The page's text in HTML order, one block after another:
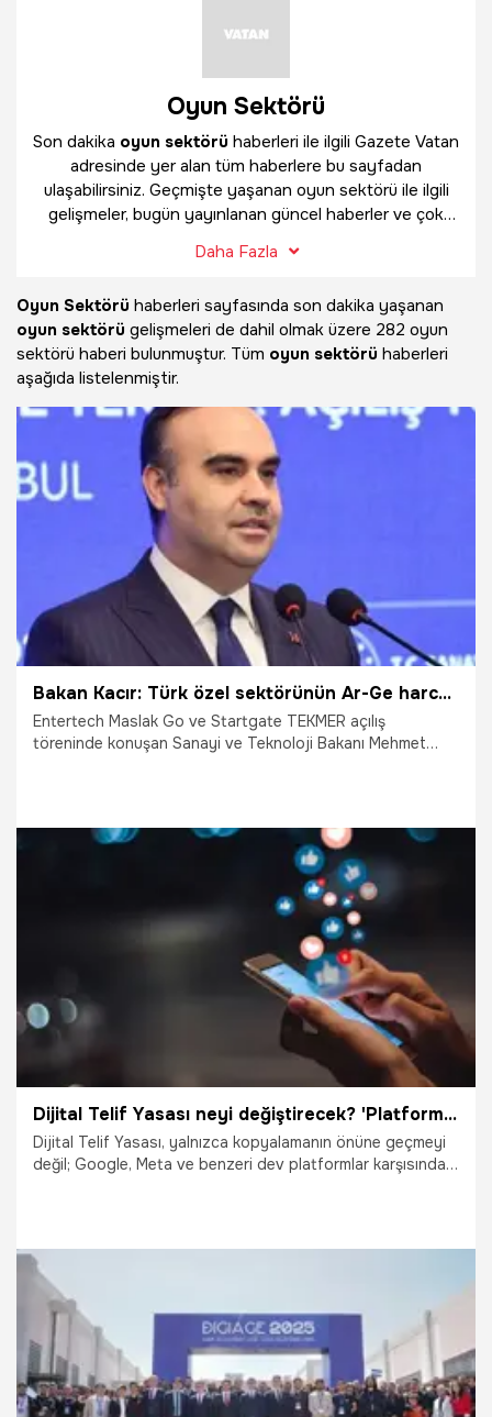
Oyun Sektörü
Son dakika oyun sektörü haberleri ile ilgili Gazete Vatan
adresinde yer alan tüm haberlere bu sayfadan
ulaşabilirsiniz. Geçmişte yaşanan oyun sektörü ile ilgili
gelişmeler, bugün yayınlanan güncel haberler ve çok
bulabilirsiniz.
Daha Fazla
Oyun Sektörü haberleri sayfasında son dakika yaşanan
oyun sektörü gelişmeleri de dahil olmak üzere 282 oyun
sektörü haberi bulunmuştur. Tüm oyun sektörü haberleri
aşağıda listelenmiştir.
Bakan Kacır: Türk özel sektörünün Ar-Ge harcamaları 350 milyon dolardan 14 milyar dolara ulaştı
Entertech Maslak Go ve Startgate TEKMER açılış
töreninde konuşan Sanayi ve Teknoloji Bakanı Mehmet
milyar dolara erişti. Bugün Türk özel sektörü ortaya
koyduğu başarı hikayeleriyle, farklı sektörlerde dünyada
adından söz ettiren öncü başarı hikayelerine imza atabilen
Gündem
Dijital Telif Yasası neyi değiştirecek? 'Platform ekonomisi' sömürüsüne karşı 'adil paylaşım' vurgusu
Dijital Telif Yasası, yalnızca kopyalamanın önüne geçmeyi
değil; Google, Meta ve benzeri dev platformlar karşısında
kasasında toplandığı.
20.01.2026